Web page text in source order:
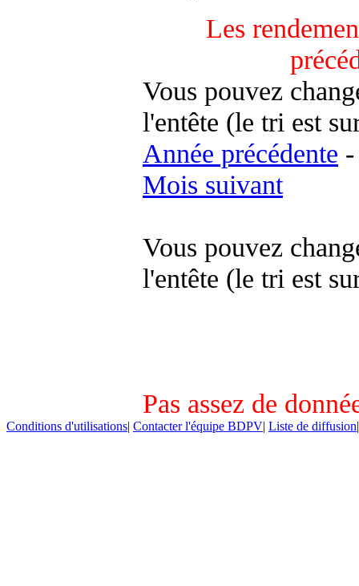
Les
Vous pouvez
l'entête (le tri est
Année précédente -
Mois suivant
Vous pouvez
l'entête (le tri est
Pas assez de
Conditions d'utilisations| Contacter l'équipe BDPV| Liste de diffusion